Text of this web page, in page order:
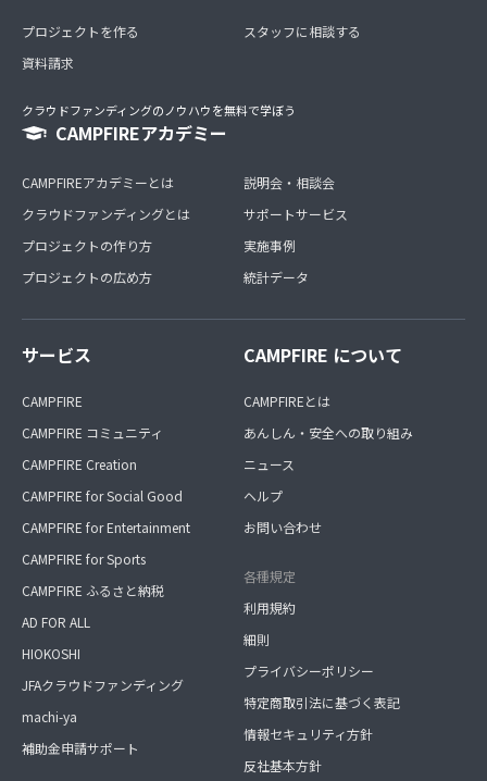
プロジェクトを作る
資料請求
スタッフに相談する
クラウドファンディングのノウハウを無料で学ぼう
CAMPFIREアカデミー
CAMPFIREアカデミーとは
クラウドファンディングとは
プロジェクトの作り方
プロジェクトの広め方
説明会・相談会
サポートサービス
実施事例
統計データ
サービス
CAMPFIRE
CAMPFIRE コミュニティ
CAMPFIRE Creation
CAMPFIRE for Social Good
CAMPFIRE for Entertainment
CAMPFIRE for Sports
CAMPFIRE ふるさと納税
AD FOR ALL
HIOKOSHI
JFAクラウドファンディング
machi-ya
補助金申請サポート
CAMPFIRE について
CAMPFIREとは
あんしん・安全への取り組み
ニュース
ヘルプ
お問い合わせ
各種規定
利用規約
細則
プライバシーポリシー
特定商取引法に基づく表記
情報セキュリティ方針
反社基本方針